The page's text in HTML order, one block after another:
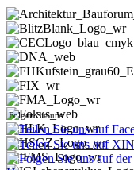
Folgen Sie uns: